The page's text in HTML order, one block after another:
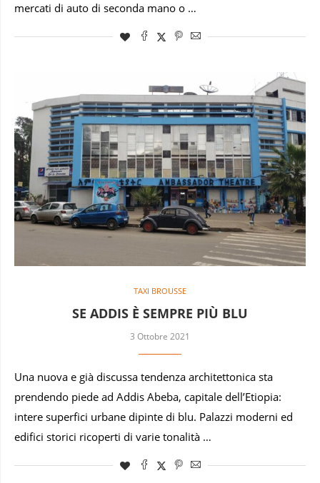
mercati di auto di seconda mano o …
TAXI BROUSSE
SE ADDIS È SEMPRE PIÙ BLU
3 Ottobre 2021
Una nuova e già discussa tendenza architettonica sta
prendendo piede ad Addis Abeba, capitale dell’Etiopia:
intere superfici urbane dipinte di blu. Palazzi moderni ed
edifici storici ricoperti di varie tonalità …